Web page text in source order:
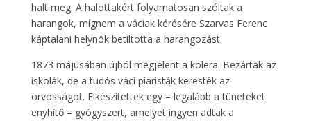
halt meg. A halottakért folyamatosan szóltak a
harangok, mígnem a váciak kérésére Szarvas Ferenc
káptalani helynök betiltotta a harangozást.
1873 májusában újból megjelent a kolera. Bezártak az
iskolák, de a tudós váci piaristák keresték az
orvosságot. Elkészítettek egy – legalább a tüneteket
enyhítő – gyógyszert, amelyet ingyen adtak a